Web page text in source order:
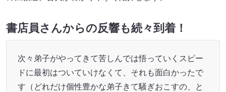
書店員さんからの反響も続々到着！
次々弟子がやってきて苦しんでは悟っていくスピー
ドに最初はついていけなくて、それも面白かったで
す（どれだけ個性豊かな弟子きて騒ぎおこすの、と